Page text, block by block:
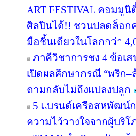
ART FESTIVAL คอมมู
ศิลปินได้!! ชวนปลดล็อก
มือชิ้นเดียวในโลกกว่า
ภาคีวิชาการชง 4 ข้อเ
เปิดผลศึกษากรณี “พริก–
ตามกลับไม่ถึงแปลงปลูก
5 แบรนด์เครือสหพัฒน์ก
ความไว้วางใจจากผู้บริโ